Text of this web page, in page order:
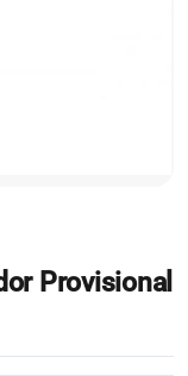
Provisional